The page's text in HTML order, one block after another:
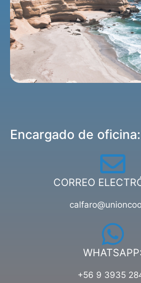
Encargado de oficina:
CORREO
WHATSAPP:
+56 9 3935